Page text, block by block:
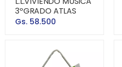
3ºGRADO ATLAS
Gs. 58.500